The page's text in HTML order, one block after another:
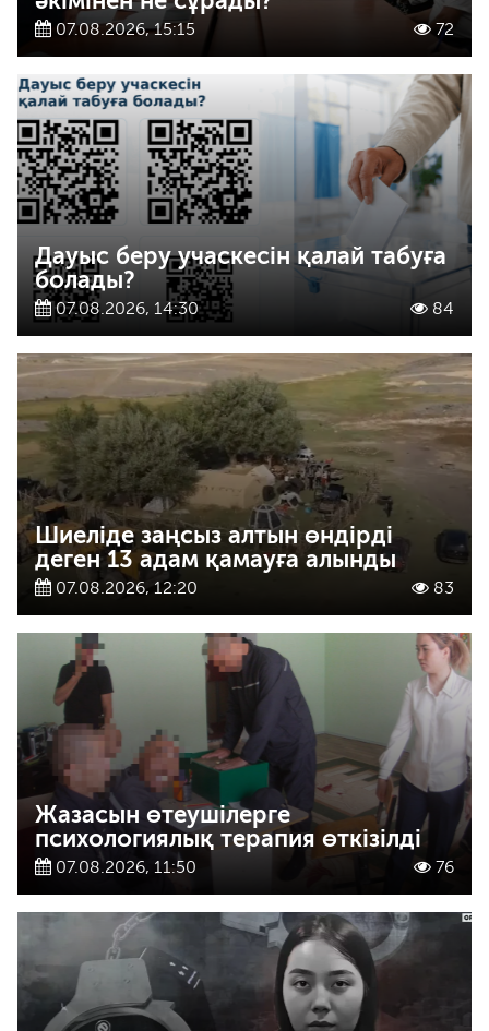
07.08.2026, 15:15 72
Дауыс беру учаскесін қалай табуға
болады?
07.08.2026, 14:30 84
Шиеліде заңсыз алтын өндірді
деген 13 адам қамауға алынды
07.08.2026, 12:20 83
Жазасын өтеушілерге
психологиялық терапия өткізілді
07.08.2026, 11:50 76